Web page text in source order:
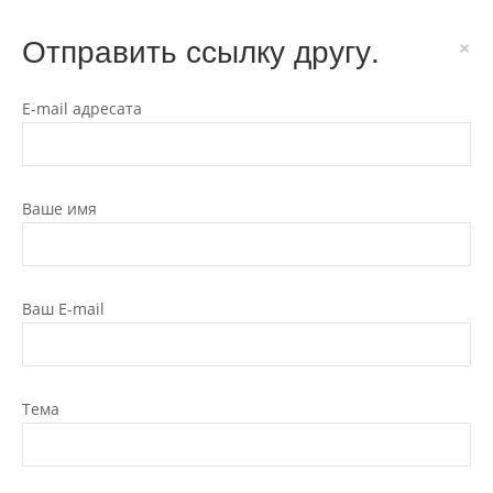
Отправить ссылку другу. ×
E-mail адресата
Ваше имя
Ваш E-mail
Тема